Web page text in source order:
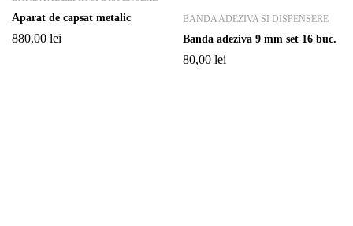
Aparat de capsat metalic
880,00 lei
BANDA ADEZIVA SI DISPENSERE
Banda adeziva 9 mm set 16 buc.
80,00 lei